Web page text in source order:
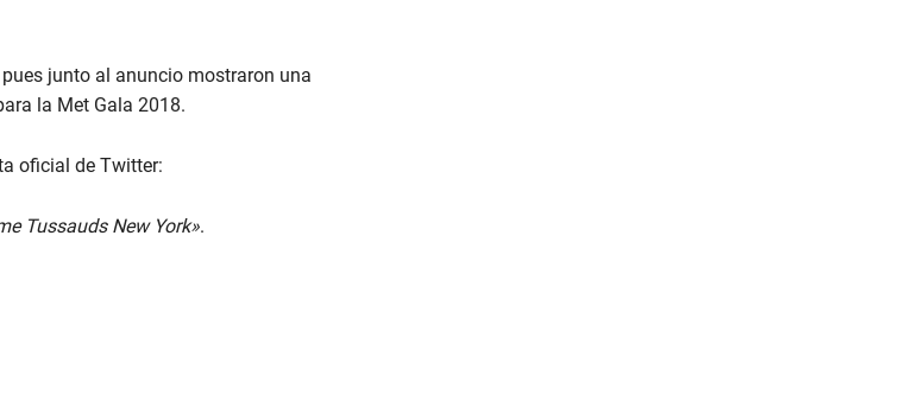
junto al anuncio mostraron una
la Met Gala 2018.
oficial de Twitter:
Tussauds New York».